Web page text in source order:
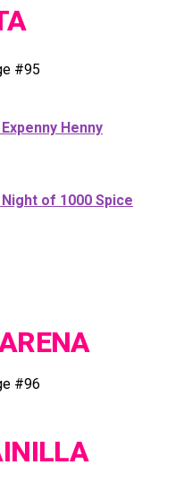
Expenny Henny
Night of 1000 Spice